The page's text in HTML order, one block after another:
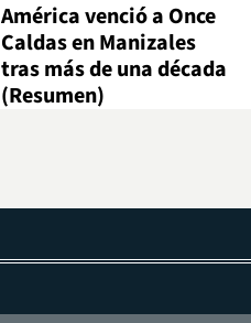
América venció a Once
Caldas en Manizales
tras más de una década
(Resumen)